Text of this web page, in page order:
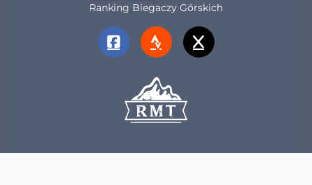
Ranking Biegaczy Górskich